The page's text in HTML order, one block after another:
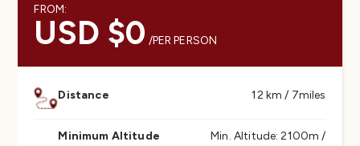
FROM:
USD $0 /PER PERSON
Distance 12 km / 7miles
Minimum Altitude
Min. Altitude: 2100m /